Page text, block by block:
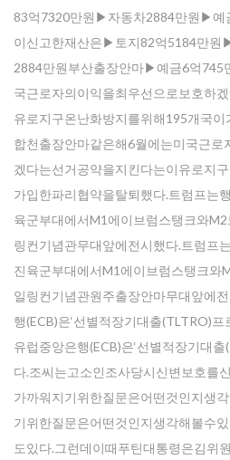
83억7320만원▶자동차2884만원▶예
이신고한재산은▶토지82억5184만
2884만원부산출장안마▶예금6억745
국근로자의이익을최우선으로보호하
유로지구온난화방지를위해195개국
합천출장안마같은해6월에는미국근
겠다는선거공약을지킨다는이유로지
가입한파리협약을탈퇴했다.트럼프는
육군부대에서M1에이브럼스탱크와
링컨기념관무대앞에전시했다.트럼프
진육군부대에서M1에이브럼스탱크와
일링컨기념관원주출장안마무대앞에
행(ECB)은‘선별적장기대출(TLTRO)
유럽중앙은행(ECB)은‘선별적장기대
다.조씨는고소인조사당시신변보호를
가까워지기위한질문은어떤것인지생
기위한질문은어떤것인지생각해볼수
도있다.그런데이때푸틴대통령은김위